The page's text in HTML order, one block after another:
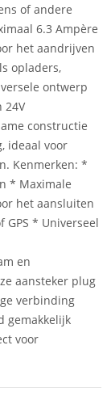
of andere
6.3 Ampère
het aandrijven
opladers,
ontwerp
24V
constructie
ideaal voor
Kenmerken: *
* Maximale
het aansluiten
GPS * Universeel
en
aansteker plug
verbinding
gemakkelijk
voor